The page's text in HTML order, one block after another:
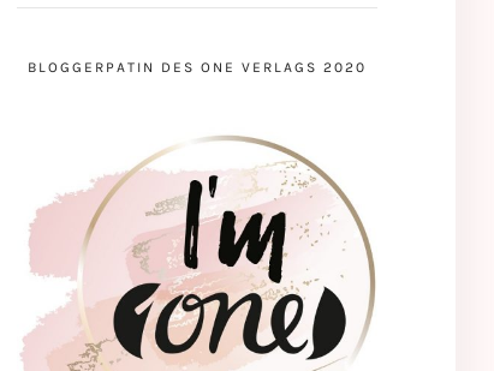
BLOGGERPATIN DES ONE VERLAGS 2020